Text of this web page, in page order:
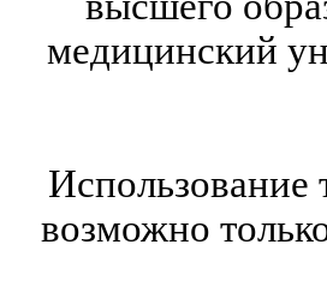
медицинский
Использование
возможно